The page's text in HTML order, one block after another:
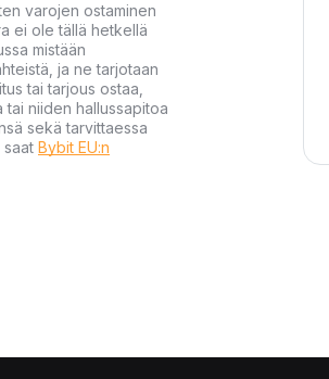
varojen ostaminen
ei ole tällä hetkellä
mistään
ja ne tarjotaan
tai tarjous ostaa,
tai niiden hallussapitoa
sekä tarvittaessa
Bybit EU:n